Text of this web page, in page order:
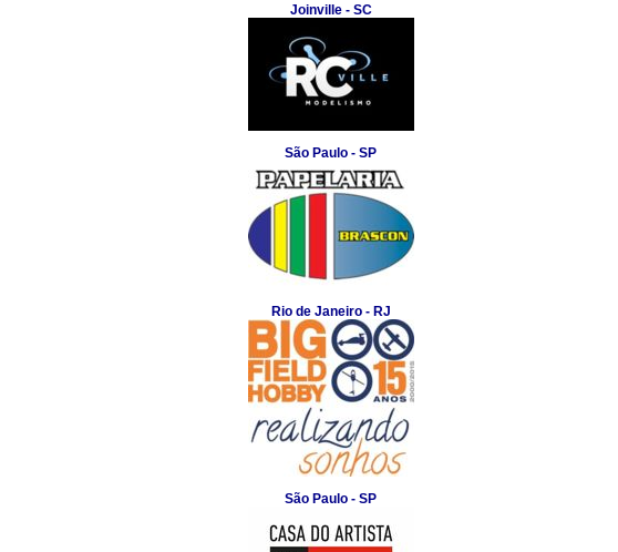
Joinville - SC
São Paulo - SP
Rio de Janeiro - RJ
São Paulo - SP